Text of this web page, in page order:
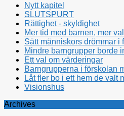
Nytt kapitel
SLUTSPURT
Rättighet - skyldighet
Mer tid med barnen, mer
Sätt människors drömmar i
Mindre barngrupper borde
Ett val om värderingar
Barngrupperna i förskolan
Låt fler bo i ett hem de valt
Visionshus
Archives